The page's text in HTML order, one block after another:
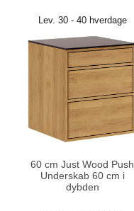
Lev. 30 - 40 hverdage
60 cm Just Wood Push
Underskab 60 cm i
dybden